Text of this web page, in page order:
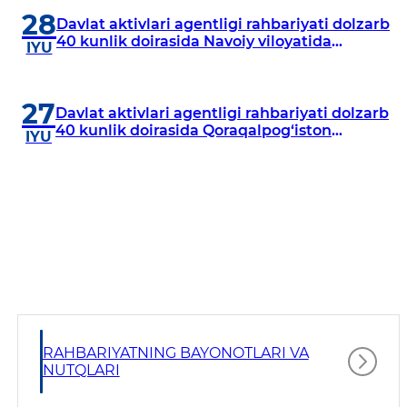
28
IYU
Davlat aktivlari agentligi rahbariyati dolzarb
40 kunlik doirasida Navoiy viloyatida
27
IYU
Davlat aktivlari agentligi rahbariyati dolzarb
40 kunlik doirasida Qoraqalpog‘iston
RAHBARIYATNING BAYONOTLARI VA
NUTQLARI